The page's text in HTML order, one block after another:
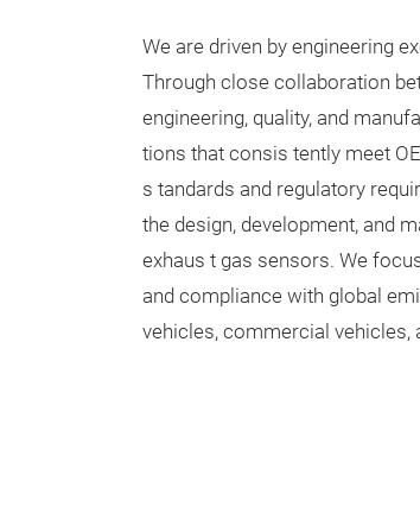
We are driven by engineering
Through close collaboration
engineering, quality, and
tions that consis tently meet
s tandards and regulatory
the design, development, and
exhaus t gas sensors. We
and compliance with global
vehicles, commercial vehicles,